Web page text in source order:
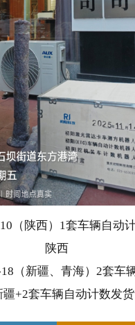
10（陕西）1套车辆自动
陕西
（新疆、青海）2套车
疆+2套车辆自动计数发